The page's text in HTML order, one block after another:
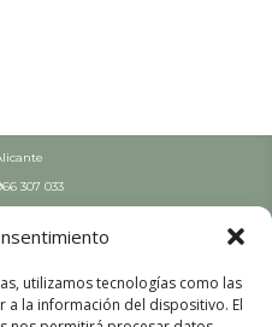
utilizamos tecnologías como las
a la información del dispositivo. El
307 033
h | V: 8-19 h
– 15:00